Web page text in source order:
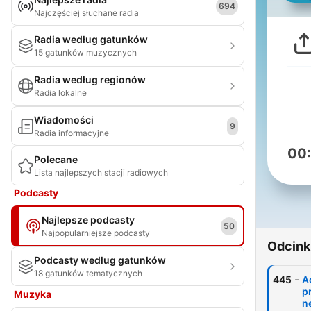
Najczęściej słuchane radia
694
Radia według gatunków
15 gatunków muzycznych
Radia według regionów
Radia lokalne
Wiadomości
Radia informacyjne
9
Polecane
Lista najlepszych stacji radiowych
Podcasty
Najlepsze podcasty
Najpopularniejsze podcasty
50
Podcasty według gatunków
18 gatunków tematycznych
Muzyka
445 -